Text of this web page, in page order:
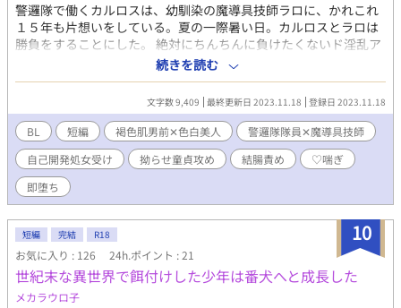
警邏隊で働くカルロスは、幼馴染の魔導具技師ラロに、かれこれ
１５年も片想いをしている。夏の一際暑い日。カルロスとラロは
勝負をすることにした。 絶対にちんちんに負けたくないド淫乱ア
ナニストVS絶対にちんちんで中イキさせたい片想い歴１５年。ふ
ぁいっ！！（カーンッ！） 褐色肌男前警邏隊隊員✕色白美人魔導
具技師。 ※♡喘ぎです。 ※ムーンライトノベルズさんでも公開し
ております。
続きを読む
文字数 9,409 最終更新日 2023.11.18 登録日 2023.11.18
BL 短編 褐色肌男前✕色白美人
警邏隊隊員✕魔導具技師
自己開発処女受け
拗らせ童貞攻め 結腸責め
♡喘ぎ
即堕ち
10
短編 完結 R18
お気に入り : 126 24h.ポイント : 21
世紀末な異世界で餌付けした少年は番犬へと成長した
メカラウロ子